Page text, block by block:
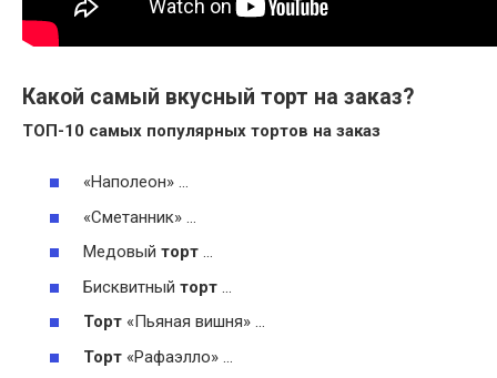
Какой самый вкусный торт на заказ?
ТОП-10 самых популярных тортов на заказ
«Наполеон» …
«Сметанник» …
Медовый торт …
Бисквитный торт …
Торт «Пьяная вишня» …
Торт «Рафаэлло» …